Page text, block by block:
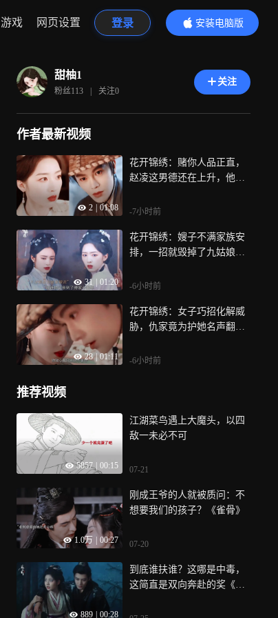
游戏 网页设置 登录
安装电脑版
内容更精彩
甜柚1
粉丝113 | 关注0
关注
作者最新视频
2 01:08
花开锦绣：赌你人品正直，
赵凌这男德还在上升，他值
-7小时前
31 01:20
花开锦绣：嫂子不满家族安
排，一招就毁掉了九姑娘和
一旦开了，就再也合不上了
-6小时前
28 01:11
花开锦绣：女子巧招化解威
胁，仇家竟为护她名声翻窗
-6小时前
推荐视频
5857 00:15
江湖菜鸟遇上大魔头，以四
敌一未必不可
07-21
1.0万 00:27
刚成王爷的人就被质问：不
想要我们的孩子？《雀骨》
07-20
889 00:28
到底谁扶谁？这哪是中毒，
这简直是双向奔赴的奖《雀